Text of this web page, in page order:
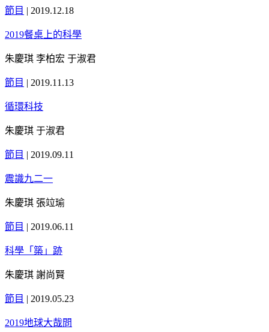
節目 | 2019.12.18
2019餐桌上的科學
朱慶琪 李柏宏 于淑君
節目 | 2019.11.13
循環科技
朱慶琪 于淑君
節目 | 2019.09.11
震識九二一
朱慶琪 張竝瑜
節目 | 2019.06.11
科學「築」跡
朱慶琪 謝尚賢
節目 | 2019.05.23
2019地球大哉問